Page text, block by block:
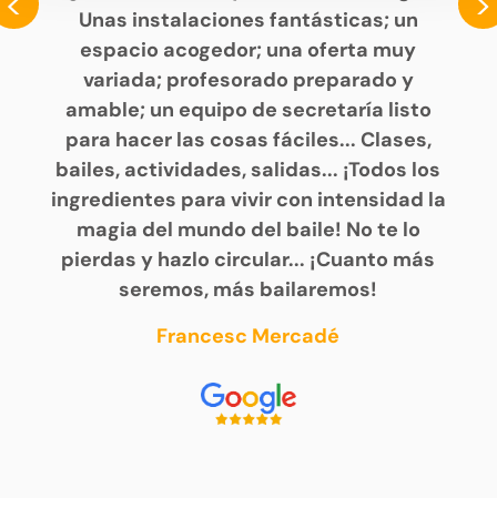
Unas instalaciones fantásticas; un
espacio acogedor; una oferta muy
variada; profesorado preparado y
amable; un equipo de secretaría listo
para hacer las cosas fáciles... Clases,
bailes, actividades, salidas... ¡Todos los
ingredientes para vivir con intensidad la
magia del mundo del baile! No te lo
pierdas y hazlo circular... ¡Cuanto más
seremos, más bailaremos!
Francesc Mercadé